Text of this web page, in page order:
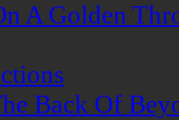
A Golden
Back Of